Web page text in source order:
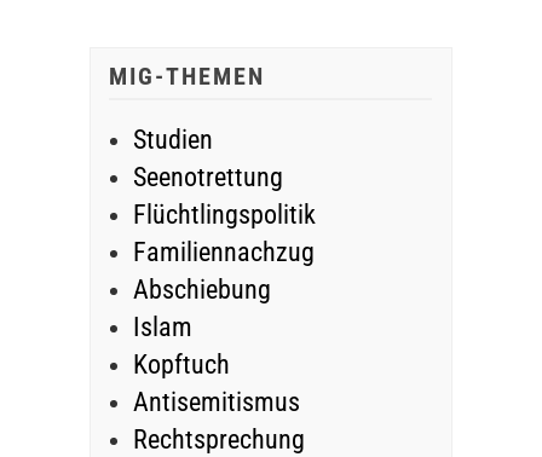
MIG-THEMEN
Studien
Seenotrettung
Flüchtlingspolitik
Familiennachzug
Abschiebung
Islam
Kopftuch
Antisemitismus
Rechtsprechung